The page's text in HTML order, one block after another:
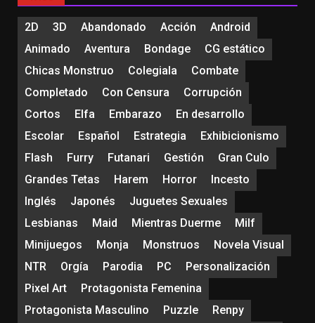
2D 3D Abandonado Acción
Android
Animado
Aventura Bondage
CG estático
Chicas Monstruo
Colegiala
Combate
Completado
Con Censura
Corrupción
Cortos
Elfa Embarazo
En desarrollo
Escolar
Español Estrategia
Exhibicionismo
Flash
Furry Futanari Gestión
Gran Culo
Grandes Tetas
Harem Horror
Incesto
Inglés
Japonés
Juguetes Sexuales
Lesbianas
Maid Mientras Duerme
Milf
Minijuegos
Monja Monstruos
Novela Visual
NTR
Orgía Parodia PC
Personalización
Pixel Art
Protagonista Femenina
Protagonista Masculino
Puzzle
Renpy